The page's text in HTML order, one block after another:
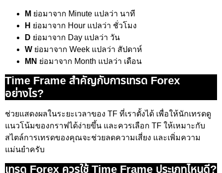
M ย่อมาจาก Minute แปลว่า นาที
H ย่อมาจาก Hour แปลว่า ชั่วโมง
D ย่อมาจาก Day แปลว่า วัน
W ย่อมาจาก Week แปลว่า สัปดาห์
MN ย่อมาจาก Month แปลว่า เดือน
Time Frame สำคัญกับการเทรด Forex
อย่างไร?
ช่วยแสดงผลในระยะเวลาของ TF ที่เราตั้งได้ เพื่อให้นักเทรดดู
แนวโน้มของกราฟได้ง่ายขึ้น และควรเลือก TF ให้เหมาะกับ
สไตล์การเทรดของคุณจะช่วยลดความเสี่ยง และเพิ่มความ
แม่นยำครับ
เทรด Forex ควรใช้ Time Frame ประเภทไหนดี?